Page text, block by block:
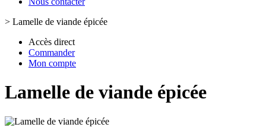
> Lamelle de viande épicée
Accès direct
Commander
Mon compte
Lamelle de viande épicée